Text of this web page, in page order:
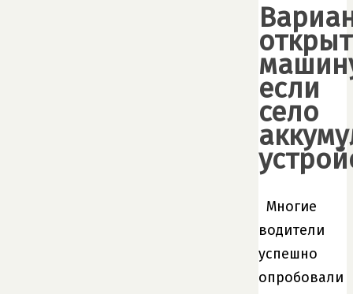
если
село
Многие
водители
успешно
опробовали